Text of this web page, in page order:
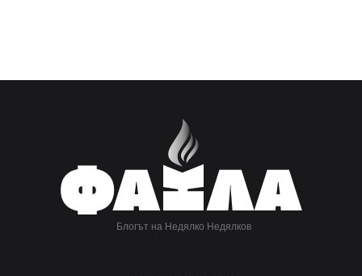
Блогът на Недялко Недялков